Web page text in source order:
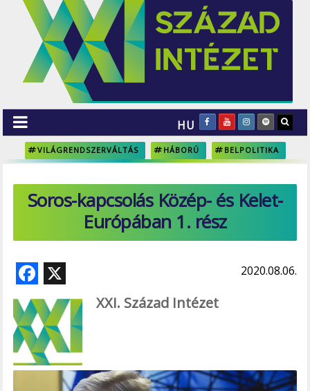
HU
VILÁGRENDSZERVÁLTÁS HÁBORÚ BELPOLITIKA
Soros-kapcsolás Közép- és Kelet-
Európában 1. rész
F
ac
e
b
o
2020.08.06.
XXI. Század Intézet